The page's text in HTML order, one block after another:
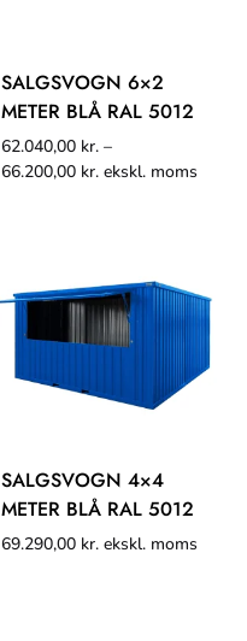
SALGSVOGN 6×2
METER BLÅ RAL 5012
62.040,00 kr. –
66.200,00 kr. ekskl. moms
SALGSVOGN 4×4
METER BLÅ RAL 5012
69.290,00 kr. ekskl. moms